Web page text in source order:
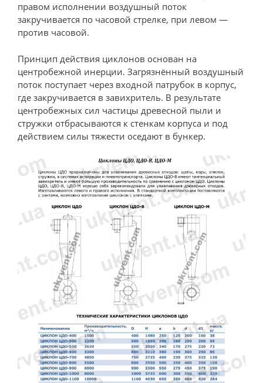
правом исполнении воздушный поток
закручивается по часовой стрелке, при левом —
против часовой.
Принцип действия циклонов основан на
центробежной инерции. Загрязнённый воздушный
поток поступает через входной патрубок в корпус,
где закручивается в завихритель. В результате
центробежных сил частицы древесной пыли и
стружки отбрасываются к стенкам корпуса и под
действием силы тяжести оседают в бункер.